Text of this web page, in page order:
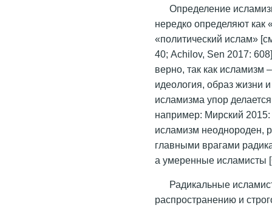
Определение
нередко определяют
«политический ислам»
40; Achilov, Sen 2017:
верно, так как исламизм
идеология, образ жизни
исламизма упор
например: Мирский 2015:
исламизм неоднороден,
главными врагами
а умеренные исламисты
Радикальные
распространению и